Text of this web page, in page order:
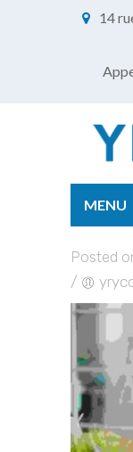
14
MENU
Posted
/